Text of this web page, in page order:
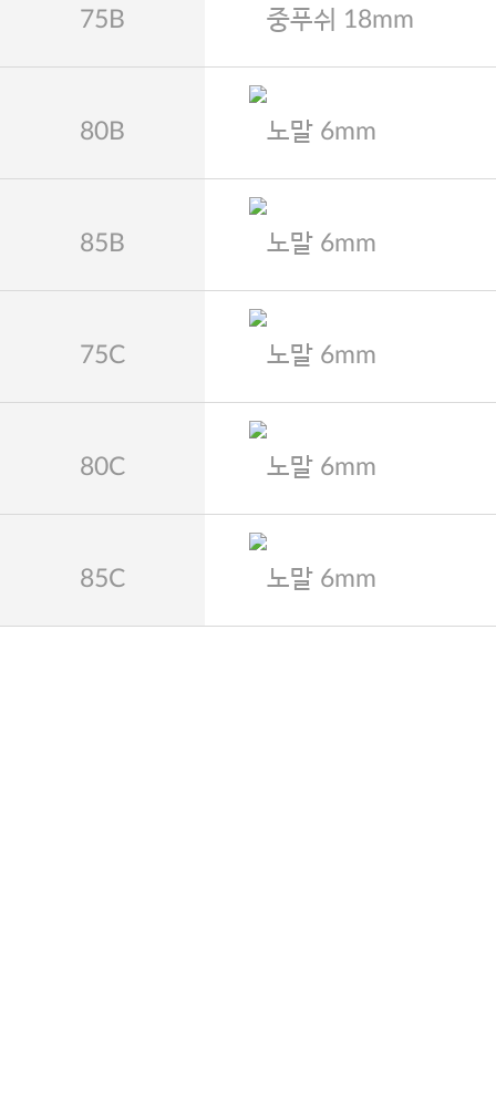
75B 중푸쉬 18mm
80B 노말 6mm
85B 노말 6mm
75C 노말 6mm
80C 노말 6mm
85C 노말 6mm